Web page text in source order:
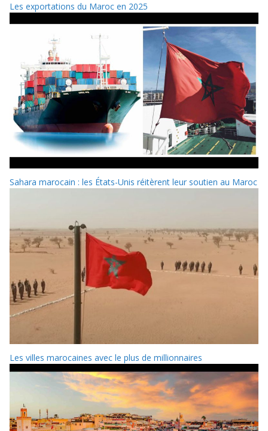
Les exportations du Maroc en 2025
Sahara marocain : les États-Unis réitèrent leur soutien au Maroc
Les villes marocaines avec le plus de millionnaires